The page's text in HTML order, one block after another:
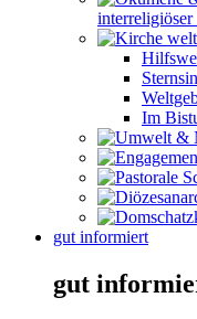
Im
gut informiert
gut